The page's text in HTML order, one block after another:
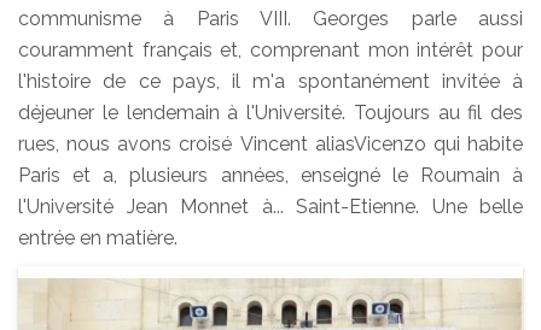
communisme à Paris VIII. Georges parle aussi
couramment français et, comprenant mon intérêt pour
l'histoire de ce pays, il m'a spontanément invitée à
déjeuner le lendemain à l'Université. Toujours au fil des
rues, nous avons croisé Vincent aliasVicenzo qui habite
Paris et a, plusieurs années, enseigné le Roumain à
l'Université Jean Monnet à... Saint-Etienne. Une belle
entrée en matière.